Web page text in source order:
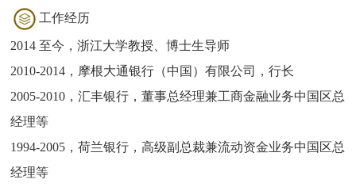
工作经历
2014 至今，浙江大学教授、博士生导师
2010-2014，摩根大通银行（中国）有限公司，行长
2005-2010，汇丰银行，董事总经理兼工商金融业务中国区总
经理等
1994-2005，荷兰银行，高级副总裁兼流动资金业务中国区总
经理等